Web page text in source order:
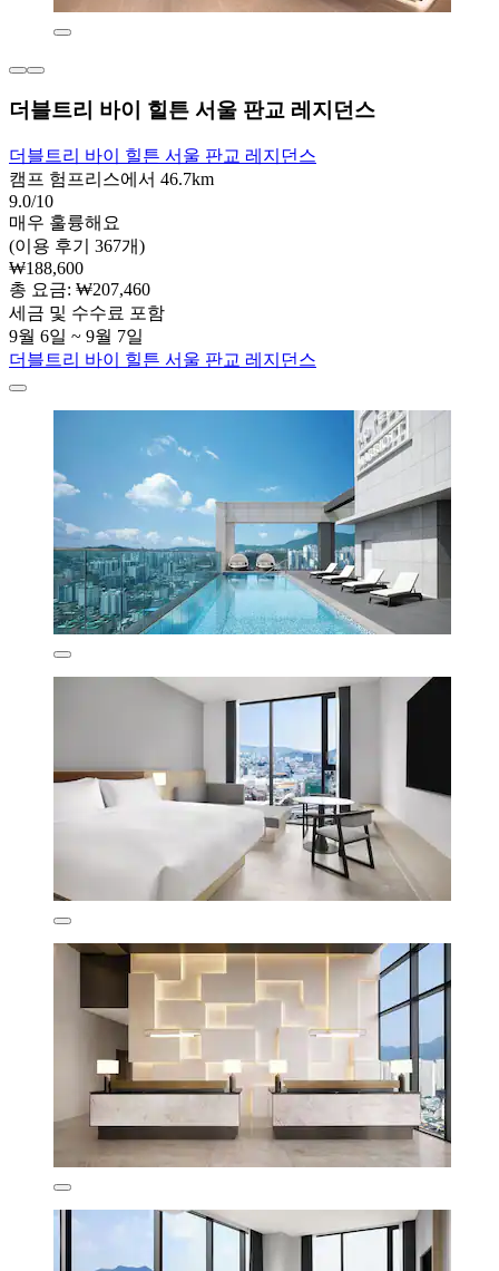
더블트리 바이 힐튼 서울 판교 레지던스
더블트리 바이 힐튼 서울 판교 레지던스
캠프 험프리스에서 46.7km
9.0/10
매우 훌륭해요
(이용 후기 367개)
₩188,600
총 요금: ₩207,460
세금 및 수수료 포함
9월 6일 ~ 9월 7일
더블트리 바이 힐튼 서울 판교 레지던스